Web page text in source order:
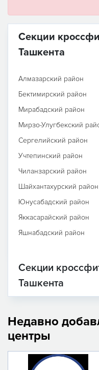
Секции
Ташкента
Алмазарский район
Бектимирский район
Мирабадский район
Мирзо-Улугбекский
Сергелийский район
Учтепинский район
Чиланзарский район
Шайхантахурский район
Юнусабадский район
Яккасарайский район
Яшнабадский район
Секции
Ташкента
Недавно
центры